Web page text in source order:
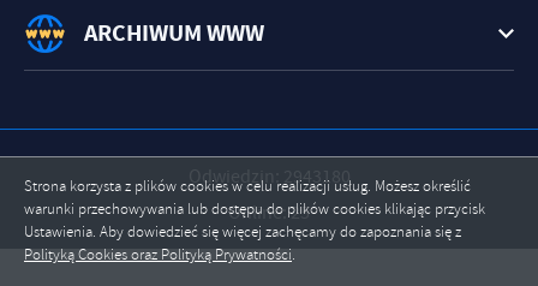
ARCHIWUM WWW
Odwiedzin: 2943180
Online: 25
Strona korzysta z plików cookies w celu realizacji usług. Możesz określić
warunki przechowywania lub dostępu do plików cookies klikając przycisk
Ustawienia. Aby dowiedzieć się więcej zachęcamy do zapoznania się z
Polityką Cookies oraz Polityką Prywatności.